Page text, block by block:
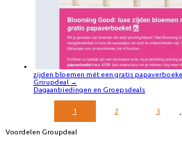
zijden bloemen mét een gratis
Groupdeal →
Dagaanbiedingen en Groepsdeals
1 2 3
Voordelen Groupdeal